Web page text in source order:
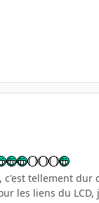
tellement
les liens du